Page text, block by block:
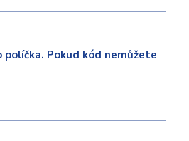
Pokud kód nemůžete